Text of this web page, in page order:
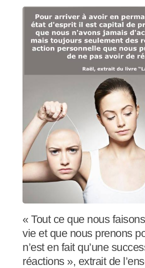
« Tout ce que nous
vie et que nous prenons
n’est en fait qu’une
réactions », extrait de